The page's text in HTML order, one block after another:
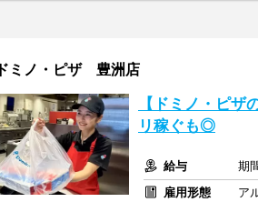
ドミノ・ピザ 豊洲店
【ドミノ・ピザ
リ稼ぐも◎
給与
期
雇用形態
ア